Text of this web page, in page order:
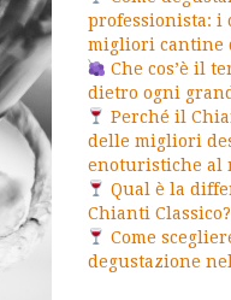
professionista: i
migliori cantine
Che cos’è il
dietro ogni
Perché il
delle migliori
enoturistiche al
Qual è la
Chianti Classico?
Come
degustazione